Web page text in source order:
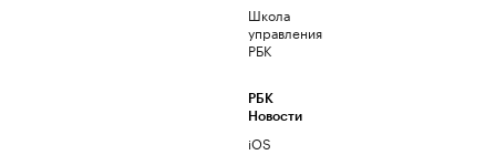
Школа
управления
РБК
РБК
Новости
iOS